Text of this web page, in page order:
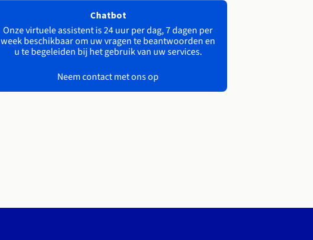
Chatbot
Onze virtuele assistent is 24 uur per dag, 7 dagen per
week beschikbaar om uw vragen te beantwoorden en
u te begeleiden bij het gebruik van uw services.
Neem contact met ons op